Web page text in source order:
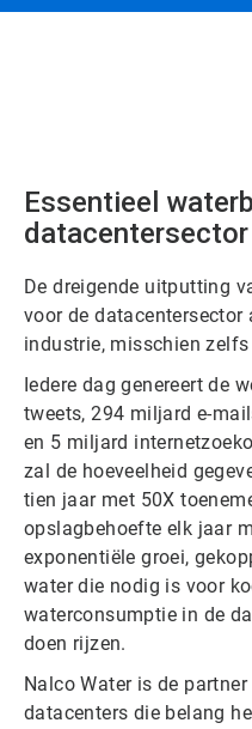
Essentieel
datacentersector
De dreigende uitputting
voor de datacentersector
industrie, misschien zelfs
Iedere dag genereert de
tweets, 294 miljard e-
en 5 miljard
zal de hoeveelheid
tien jaar met 50X
opslagbehoefte elk jaar
exponentiële groei,
water die nodig is voor
waterconsumptie in de
doen rijzen.
Nalco Water is de
datacenters die belang